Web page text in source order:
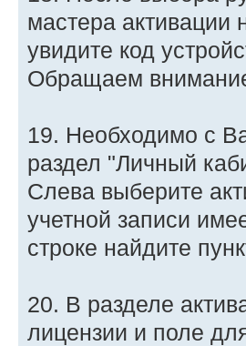
мастера
увидите код
Обращаем
19. Необходимо с
раздел "Личный
Слева выберите
учетной записи
строке найдите
20. В разделе
лицензии и поле